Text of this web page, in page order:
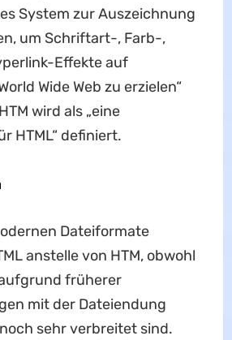
System zur Auszeichnung
um Schriftart-, Farb-,
Effekte auf
Wide Web zu erzielen“
wird als „eine
HTML“ definiert.
Dateiformate
anstelle von HTM, obwohl
früherer
mit der Dateiendung
sehr verbreitet sind.